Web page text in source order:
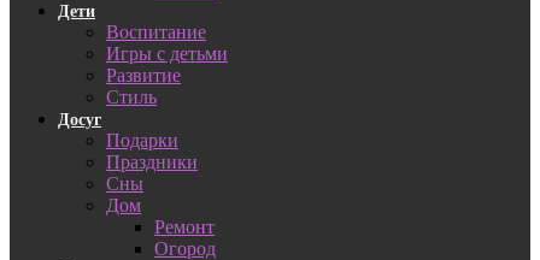
Дети
Воспитание
Игры с детьми
Развитие
Стиль
Досуг
Подарки
Праздники
Сны
Дом
Ремонт
Огород